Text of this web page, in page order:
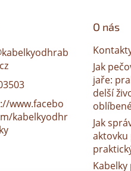
kabelkyodhrab
www.facebo
kabelkyodhr
O nás
Jak
jaře:
delší
Jak
aktovku